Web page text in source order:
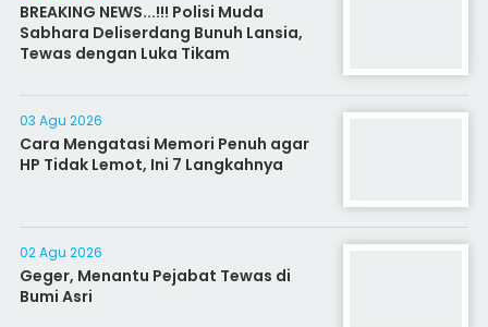
BREAKING NEWS...!!! Polisi Muda
Sabhara Deliserdang Bunuh Lansia,
Tewas dengan Luka Tikam
03 Agu 2026
Cara Mengatasi Memori Penuh agar
HP Tidak Lemot, Ini 7 Langkahnya
02 Agu 2026
Geger, Menantu Pejabat Tewas di
Bumi Asri